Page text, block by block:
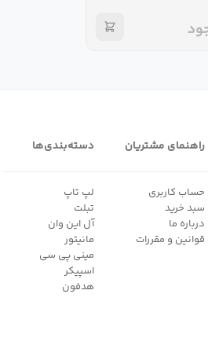
راهنمای مشتریان دسته‌بندی‌ها
حساب کاربری
سبد خرید
درباره ما
قوانین و مقررات
لپ تاپ
تبلت
آل این وان
مانیتور
مینی پی سی
اسپیکر
هدفون